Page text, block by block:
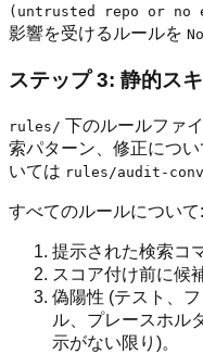
(untrusted repo or no
影響を受けるルールを
ステップ 3: 静的ス
rules/ 下のルールファ
索パターン、修正につ
いては rules/audit-
すべてのルールについて:
提示された検索コ
スコア付け前に候
偽陽性 (テスト、
ル、プレースホル
示がない限り)。